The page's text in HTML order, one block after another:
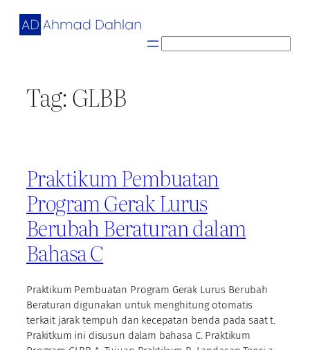
Skip
Tag:GLBB
Praktikum Pembuatan
Program Gerak Lurus
Berubah Beraturan dalam
Bahasa C
Praktikum Pembuatan Program Gerak Lurus Berubah
Beraturan digunakan untuk menghitung otomatis
terkait jarak tempuh dan kecepatan benda pada saat t.
Prakitkum ini disusun dalam bahasa C. Praktikum